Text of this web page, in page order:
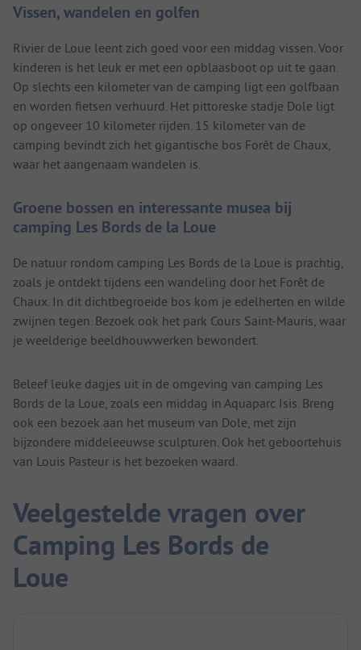
Vissen, wandelen en golfen
Rivier de Loue leent zich goed voor een middag vissen. Voor
kinderen is het leuk er met een opblaasboot op uit te gaan.
Op slechts een kilometer van de camping ligt een golfbaan
en worden fietsen verhuurd. Het pittoreske stadje Dole ligt
op ongeveer 10 kilometer rijden. 15 kilometer van de
camping bevindt zich het gigantische bos Forêt de Chaux,
waar het aangenaam wandelen is.
Groene bossen en interessante musea bij
camping Les Bords de la Loue
De natuur rondom camping Les Bords de la Loue is prachtig,
zoals je ontdekt tijdens een wandeling door het Forêt de
Chaux. In dit dichtbegroeide bos kom je edelherten en wilde
zwijnen tegen. Bezoek ook het park Cours Saint-Mauris, waar
je weelderige beeldhouwwerken bewondert.
Beleef leuke dagjes uit in de omgeving van camping Les
Bords de la Loue, zoals een middag in Aquaparc Isis. Breng
ook een bezoek aan het museum van Dole, met zijn
bijzondere middeleeuwse sculpturen. Ook het geboortehuis
van Louis Pasteur is het bezoeken waard.
Veelgestelde vragen over
Camping Les Bords de
Loue